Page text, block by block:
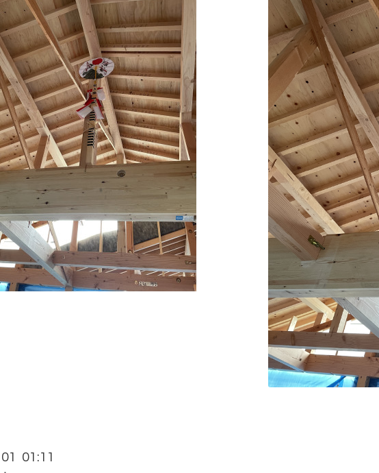
01 01:11